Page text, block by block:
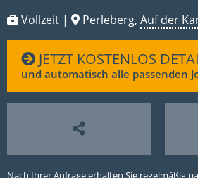
Vollzeit | Perleberg, Auf der
JETZT KOSTENLOS
und automatisch alle passenden
Nach Ihrer Anfrage erhalten Sie regelmäßig